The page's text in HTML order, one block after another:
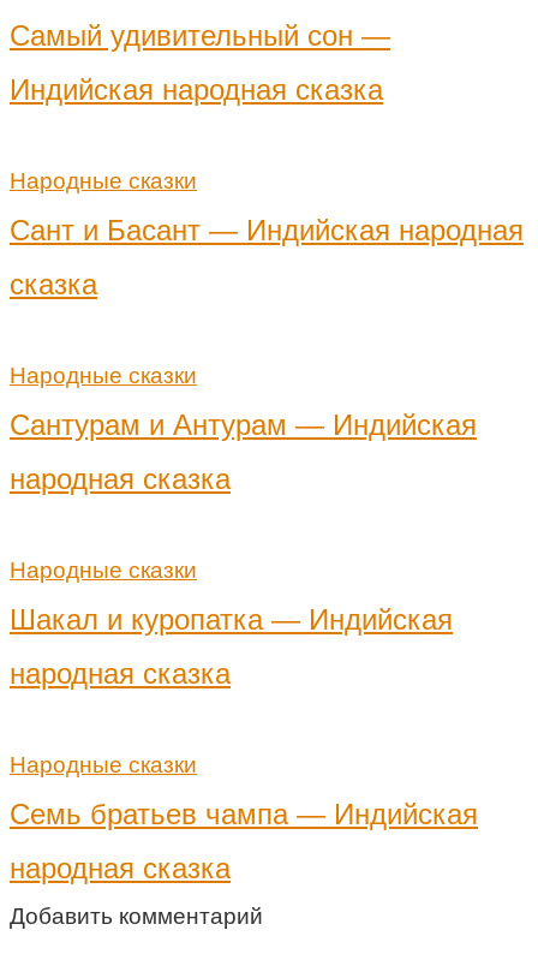
Самый удивительный сон —
Индийская народная сказка
Народные сказки
Сант и Басант — Индийская народная
сказка
Народные сказки
Сантурам и Антурам — Индийская
народная сказка
Народные сказки
Шакал и куропатка — Индийская
народная сказка
Народные сказки
Семь братьев чампа — Индийская
народная сказка
Добавить комментарий